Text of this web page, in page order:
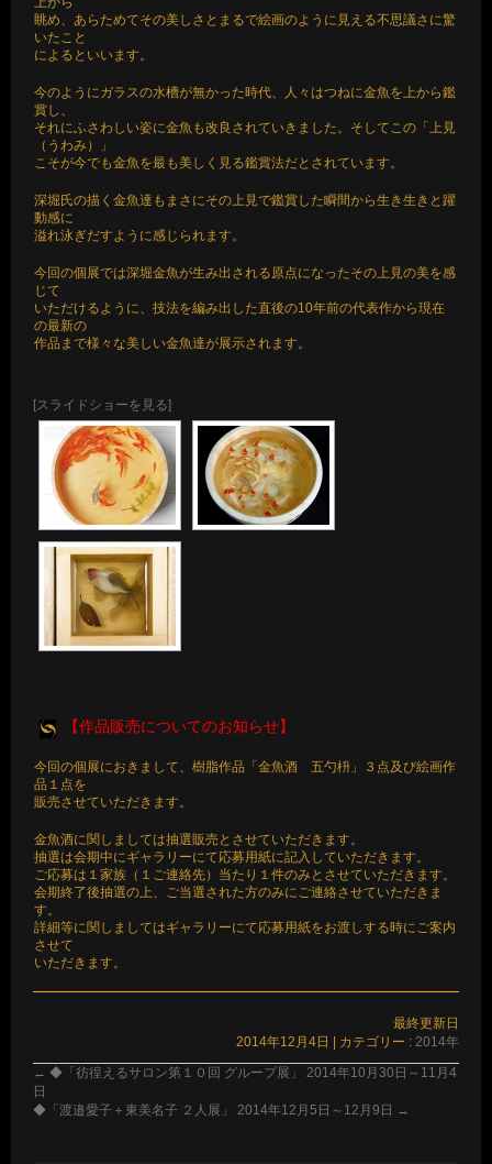
眺め、あらためてその美しさとまるで絵画のように見える不思議さに驚
いたこと
によるといいます。
今のようにガラスの水槽が無かった時代、人々はつねに金魚を上から鑑
賞し、
それにふさわしい姿に金魚も改良されていきました。そしてこの「上見
（うわみ）」
こそが今でも金魚を最も美しく見る鑑賞法だとされています。
深堀氏の描く金魚達もまさにその上見で鑑賞した瞬間から生き生きと躍
動感に
溢れ泳ぎだすように感じられます。
今回の個展では深堀金魚が生み出される原点になったその上見の美を感
じて
いただけるように、技法を編み出した直後の10年前の代表作から現在
の最新の
作品まで様々な美しい金魚達が展示されます。
[スライドショーを見る]
【作品販売についてのお知らせ】
今回の個展におきまして、樹脂作品「金魚酒 五勺枡」３点及び絵画作
品１点を
販売させていただきます。
金魚酒に関しましては抽選販売とさせていただきます。
抽選は会期中にギャラリーにて応募用紙に記入していただきます。
ご応募は１家族（１ご連絡先）当たり１件のみとさせていただきます。
会期終了後抽選の上、ご当選された方のみにご連絡させていただきま
す。
詳細等に関しましてはギャラリーにて応募用紙をお渡しする時にご案内
させて
いただきます。
最終更新日
2014年12月4日
カテゴリー : 2014年
← ◆「彷徨えるサロン第１０回 グループ展」 2014年10月30日～11月4
日
◆「渡邉愛子＋東美名子 ２人展」 2014年12月5日～12月9日 →